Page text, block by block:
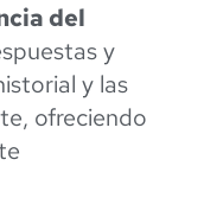
del
y
y las
ofreciendo